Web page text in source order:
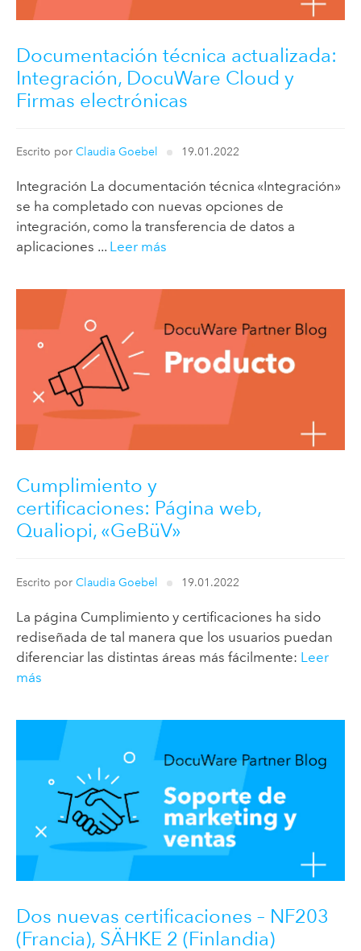
Documentación técnica actualizada:
Integración, DocuWare Cloud y
Firmas electrónicas
Escrito por Claudia Goebel 19.01.2022
Integración La documentación técnica «Integración»
se ha completado con nuevas opciones de
integración, como la transferencia de datos a
aplicaciones ... Leer más
Cumplimiento y
certificaciones: Página web,
Qualiopi, «GeBüV»
Escrito por Claudia Goebel 19.01.2022
La página Cumplimiento y certificaciones ha sido
rediseñada de tal manera que los usuarios puedan
diferenciar las distintas áreas más fácilmente: Leer
más
Dos nuevas certificaciones – NF203
(Francia), SÄHKE 2 (Finlandia)